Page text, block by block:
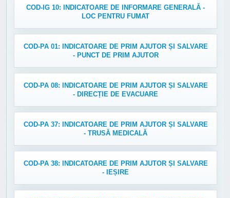
COD-IG 10: INDICATOARE DE INFORMARE GENERALĂ -
LOC PENTRU FUMAT
COD-PA 01: INDICATOARE DE PRIM AJUTOR ȘI SALVARE
- PUNCT DE PRIM AJUTOR
COD-PA 08: INDICATOARE DE PRIM AJUTOR ȘI SALVARE
- DIRECȚIE DE EVACUARE
COD-PA 37: INDICATOARE DE PRIM AJUTOR ȘI SALVARE
- TRUSĂ MEDICALĂ
COD-PA 38: INDICATOARE DE PRIM AJUTOR ȘI SALVARE
- IEȘIRE